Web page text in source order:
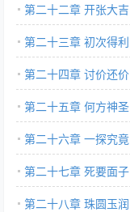
第二十二章 开张大吉
第二十三章 初次得利
第二十四章 讨价还价
第二十五章 何方神圣
第二十六章 一探究竟
第二十七章 死要面子
第二十八章 珠圆玉润